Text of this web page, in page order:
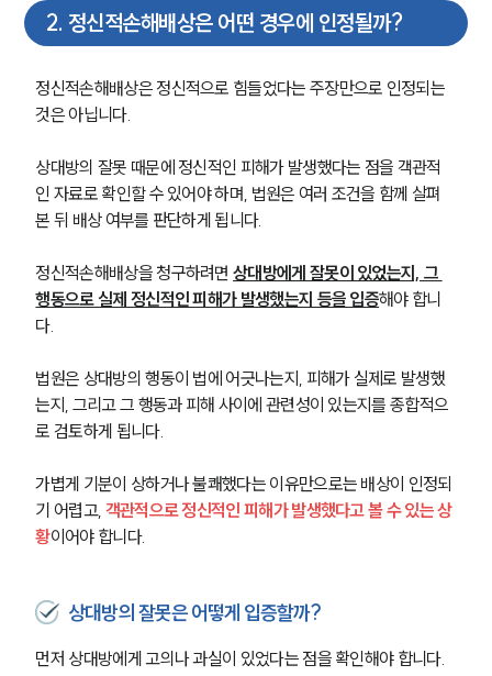
2. 정신적손해배상은 어떤 경우에 인정될까?
정신적손해배상은 정신적으로 힘들었다는 주장만으로 인정되는
것은 아닙니다.
상대방의 잘못 때문에 정신적인 피해가 발생했다는 점을 객관적
인 자료로 확인할 수 있어야 하며, 법원은 여러 조건을 함께 살펴
본 뒤 배상 여부를 판단하게 됩니다.
정신적손해배상을 청구하려면 상대방에게 잘못이 있었는지, 그
행동으로 실제 정신적인 피해가 발생했는지 등을 입증해야 합니
다.
법원은 상대방의 행동이 법에 어긋나는지, 피해가 실제로 발생했
는지, 그리고 그 행동과 피해 사이에 관련성이 있는지를 종합적으
로 검토하게 됩니다.
가볍게 기분이 상하거나 불쾌했다는 이유만으로는 배상이 인정되
기 어렵고, 객관적으로 정신적인 피해가 발생했다고 볼 수 있는 상
황이어야 합니다.
상대방의 잘못은 어떻게 입증할까?
먼저 상대방에게 고의나 과실이 있었다는 점을 확인해야 합니다.